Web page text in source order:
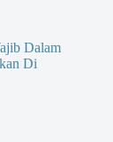
Dalam
Di